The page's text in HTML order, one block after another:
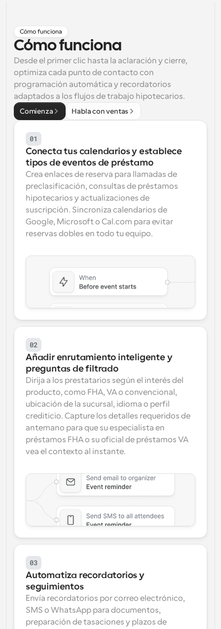
Programación potenciadda con llamadas
impulsadas por IA
Automatiza la programación y los recordatorios
Blog
Mantente al día con las últimas noticias y
actualizaciones
Reuniones Instantáneas
Reúnete con clientes en minutos
Enlaces de Grupo Dinámico
Reserva reuniones de forma fluida con varias personas
Webhooks
Recibe notificaciones cuando ocurra algo
Cómo funciona
Cómo funciona
Desde el primer clic hasta la aclaración y cierre,
optimiza cada punto de contacto con
programación automática y recordatorios
adaptados a los flujos de trabajo hipotecarios.
Comienza Habla con ventas
01
Conecta tus calendarios y establece
tipos de eventos de préstamo
Crea enlaces de reserva para llamadas de
preclasificación, consultas de préstamos
hipotecarios y actualizaciones de
suscripción. Sincroniza calendarios de
Google, Microsoft o Cal.com para evitar
reservas dobles en todo tu equipo.
02
Añadir enrutamiento inteligente y
preguntas de filtrado
Dirija a los prestatarios según el interés del
producto, como FHA, VA o convencional,
ubicación de la sucursal, idioma o perfil
crediticio. Capture los detalles requeridos de
antemano para que su especialista en
préstamos FHA o su oficial de préstamos VA
vea el contexto al instante.
03
Automatiza recordatorios y
seguimientos
Envía recordatorios por correo electrónico,
SMS o WhatsApp para documentos,
preparación de tasaciones y plazos de